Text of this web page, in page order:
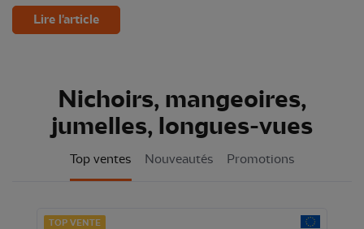
Lire l'article
Nichoirs, mangeoires,
jumelles, longues-vues
Top ventes Nouveautés Promotions
TOP VENTE